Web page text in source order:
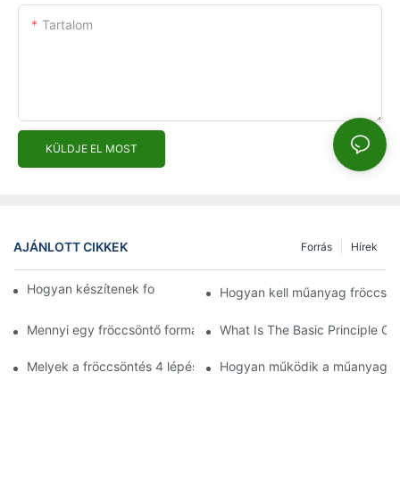
Tartalom
KÜLDJE EL MOST
AJÁNLOTT CIKKEK Hírek
Forrás
Hogyan készítenek formákat fröccsöntéshez?
Hogyan kell műanyag
Mennyi egy fröccsöntő forma átlagos költsége?
What Is The Basic Principle
Melyek a fröccsöntés 4 lépése? Hogyan működik a műanyag